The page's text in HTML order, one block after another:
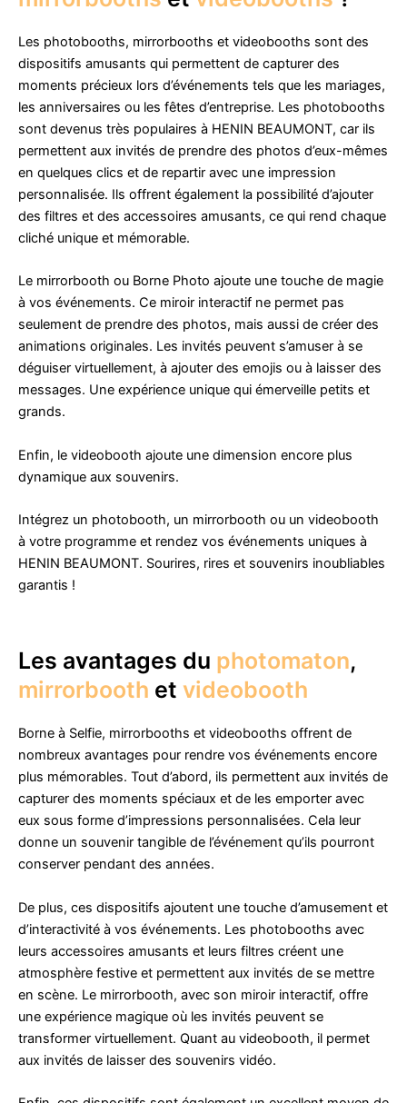
Les photobooths, mirrorbooths et videobooths sont des
dispositifs amusants qui permettent de capturer des
moments précieux lors d’événements tels que les mariages,
les anniversaires ou les fêtes d’entreprise. Les photobooths
sont devenus très populaires à HENIN BEAUMONT, car ils
permettent aux invités de prendre des photos d’eux-mêmes
en quelques clics et de repartir avec une impression
personnalisée. Ils offrent également la possibilité d’ajouter
des filtres et des accessoires amusants, ce qui rend chaque
cliché unique et mémorable.
Le mirrorbooth ou Borne Photo ajoute une touche de magie
à vos événements. Ce miroir interactif ne permet pas
seulement de prendre des photos, mais aussi de créer des
animations originales. Les invités peuvent s’amuser à se
déguiser virtuellement, à ajouter des emojis ou à laisser des
messages. Une expérience unique qui émerveille petits et
grands.
Enfin, le videobooth ajoute une dimension encore plus
dynamique aux souvenirs.
Intégrez un photobooth, un mirrorbooth ou un videobooth
à votre programme et rendez vos événements uniques à
HENIN BEAUMONT. Sourires, rires et souvenirs inoubliables
garantis !
Les avantages du photomaton,
mirrorbooth et videobooth
Borne à Selfie, mirrorbooths et videobooths offrent de
nombreux avantages pour rendre vos événements encore
plus mémorables. Tout d’abord, ils permettent aux invités de
capturer des moments spéciaux et de les emporter avec
eux sous forme d’impressions personnalisées. Cela leur
donne un souvenir tangible de l’événement qu’ils pourront
conserver pendant des années.
De plus, ces dispositifs ajoutent une touche d’amusement et
d’interactivité à vos événements. Les photobooths avec
leurs accessoires amusants et leurs filtres créent une
atmosphère festive et permettent aux invités de se mettre
en scène. Le mirrorbooth, avec son miroir interactif, offre
une expérience magique où les invités peuvent se
transformer virtuellement. Quant au videobooth, il permet
aux invités de laisser des souvenirs vidéo.